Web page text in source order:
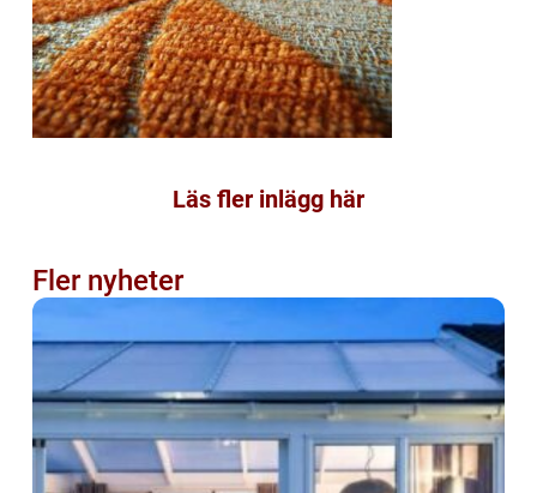
Läs fler inlägg här
Fler nyheter